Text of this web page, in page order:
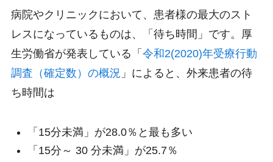
病院やクリニックにおいて、患者様の最大のスト
レスになっているものは、「待ち時間」です。厚
生労働省が発表している「 令和2(2020)年受療行動
調査（確定数）の概況 」によると、外来患者の待
ち時間は
「15分未満」が28.0％と最も多い
「15分～ 30 分未満」が25.7％